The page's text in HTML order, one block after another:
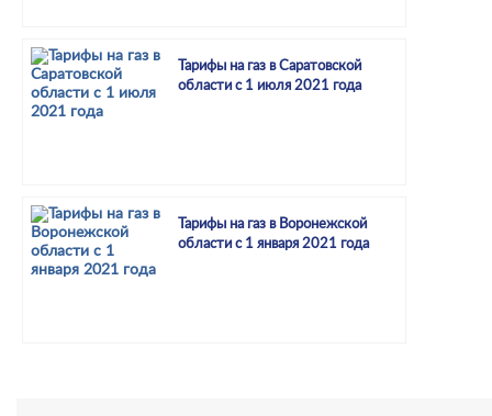
Тарифы на газ в Саратовской
области с 1 июля 2021 года
Тарифы на газ в Воронежской
области с 1 января 2021 года